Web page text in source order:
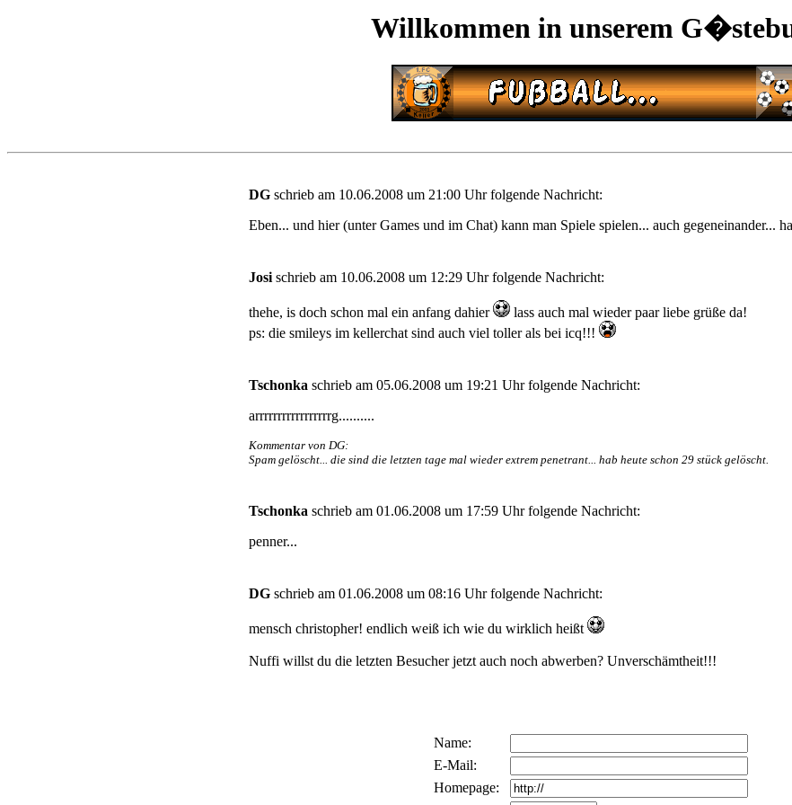
Willkommen in unserem
DG schrieb am 10.06.2008 um 21:00 Uhr folgende Nachricht:
Eben... und hier (unter Games und im Chat) kann man Spiele spielen... auch gegeneinander...
Josischrieb am 10.06.2008 um 12:29 Uhr folgende Nachricht:
thehe, is doch schon mal ein anfang dahier
lass auch mal wieder paar liebe grüße da!
ps: die smileys im kellerchat sind auch viel toller als bei icq!!!
Tschonka schrieb am 05.06.2008 um 19:21 Uhr folgende Nachricht:
arrrrrrrrrrrrrrrrrg..........
Kommentar von DG:
Spam gelöscht... die sind die letzten tage mal wieder extrem penetrant... hab heute schon 29 stück gelöscht.
Tschonka schrieb am 01.06.2008 um 17:59 Uhr folgende Nachricht:
penner...
DG schrieb am 01.06.2008 um 08:16 Uhr folgende Nachricht:
mensch christopher! endlich weiß ich wie du wirklich heißt
Nuffi willst du die letzten Besucher jetzt auch noch abwerben? Unverschämtheit!!!
Name:
E-Mail:
Homepage: